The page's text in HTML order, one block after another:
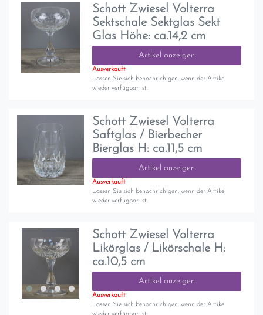
Schott Zwiesel Volterra
Sektschale Sektglas Sekt
Glas Höhe: ca.14,2 cm
Artikel anzeigen
Ausverkauft
Lassen Sie sich benachrichigen, wenn der Artikel
wieder verfügbar ist.
Schott Zwiesel Volterra
Saftglas / Bierbecher
Bierglas H: ca.11,5 cm
Artikel anzeigen
Ausverkauft
Lassen Sie sich benachrichigen, wenn der Artikel
wieder verfügbar ist.
Schott Zwiesel Volterra
Likörglas / Likörschale H:
ca.10,5 cm
Artikel anzeigen
Ausverkauft
Lassen Sie sich benachrichigen, wenn der Artikel